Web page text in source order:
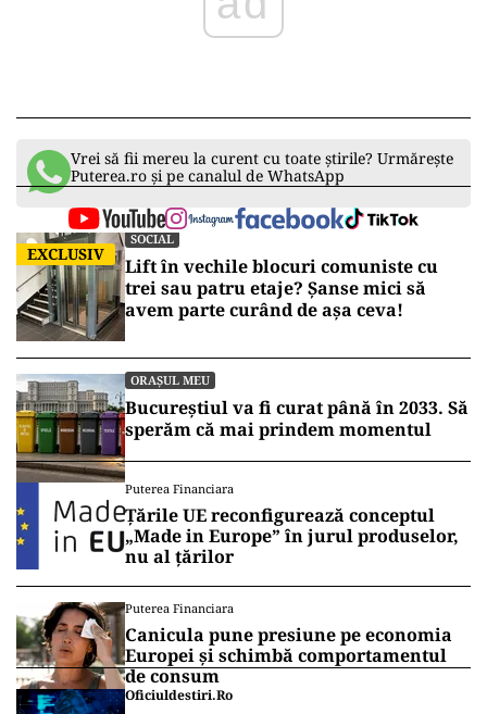
Vrei să fii mereu la curent cu toate știrile? Urmărește
Puterea.ro și pe canalul de WhatsApp
EXCLUSIV
SOCIAL
Lift în vechile blocuri comuniste cu
trei sau patru etaje? Șanse mici să
avem parte curând de așa ceva!
ORAȘUL MEU
Bucureștiul va fi curat până în 2033. Să
sperăm că mai prindem momentul
Puterea Financiara
Țările UE reconfigurează conceptul
„Made in Europe” în jurul produselor,
nu al țărilor
Puterea Financiara
Canicula pune presiune pe economia
Europei și schimbă comportamentul
de consum
Oficiuldestiri.ro